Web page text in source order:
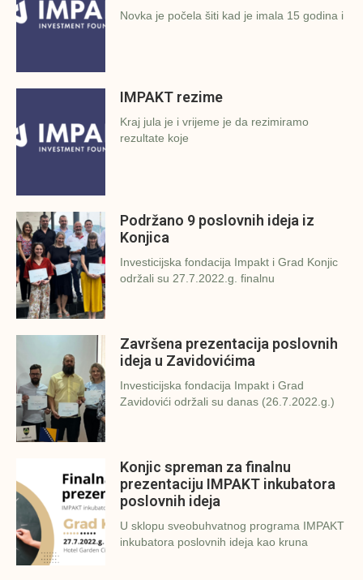
Novka je počela šiti kad je imala 15 godina i
IMPAKT rezime
Kraj jula je i vrijeme je da rezimiramo
rezultate koje
Podržano 9 poslovnih ideja iz
Konjica
Investicijska fondacija Impakt i Grad Konjic
održali su 27.7.2022.g. finalnu
Završena prezentacija poslovnih
ideja u Zavidovićima
Investicijska fondacija Impakt i Grad
Zavidovići održali su danas (26.7.2022.g.)
Konjic spreman za finalnu
prezentaciju IMPAKT inkubatora
poslovnih ideja
U sklopu sveobuhvatnog programa IMPAKT
inkubatora poslovnih ideja kao kruna